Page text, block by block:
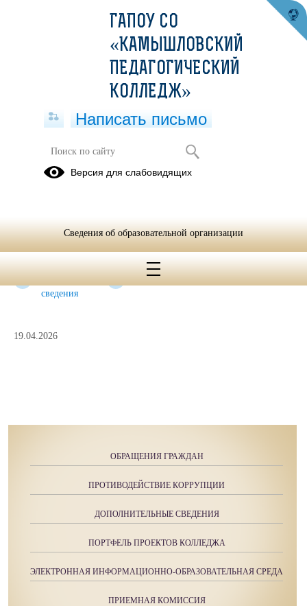
Об организации отдыха детей и их
оздоровления
вожатский
сведения
Контакты
19.04.2026
ОБРАЩЕНИЯ ГРАЖДАН
ПРОТИВОДЕЙСТВИЕ КОРРУПЦИИ
ДОПОЛНИТЕЛЬНЫЕ СВЕДЕНИЯ
ПОРТФЕЛЬ ПРОЕКТОВ КОЛЛЕДЖА
ЭЛЕКТРОННАЯ ИНФОРМАЦИОННО-ОБРАЗОВАТЕЛЬНАЯ СРЕДА
ПРИЕМНАЯ КОМИССИЯ
ГАПОУ СО
«КАМЫШЛОВСКИЙ
ПЕДАГОГИЧЕСКИЙ
КОЛЛЕДЖ»
Написать письмо
Версия для слабовидящих
Сведения об образовательной организации